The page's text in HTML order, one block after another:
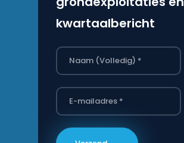
kwartaalbericht